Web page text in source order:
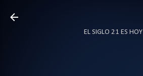
EL SIGLO 21 ES HOY